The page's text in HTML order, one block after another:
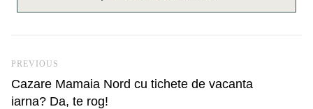
Previous Post
PREVIOUS
Cazare Mamaia Nord cu tichete de vacanta
iarna? Da, te rog!